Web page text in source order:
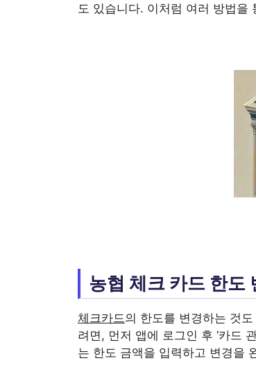
도 있습니다. 이처럼 여러 방법을
농협 체크 카드 한도
체크카드의 한도를 변경하는 것
려면, 먼저 앱에 로그인 후 ‘카드
는 한도 금액을 입력하고 변경을